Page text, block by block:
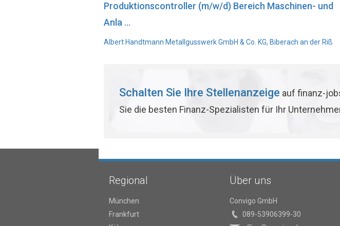
Produktionscontroller (m/w/d) Bereich Maschinen- und
Anla ...
Albert Handtmann Metallgusswerk GmbH & Co. KG, Biberach an der Riß
Schalten Sie Ihre Stellenanzeige auf finanz-
Sie die besten Finanz-Spezialisten für Ihr
Regional
München
Frankfurt
Über uns
Convigo GmbH
089-53906399-30